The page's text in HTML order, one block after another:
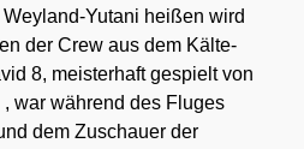
Yuta­ni hei­ßen wird
der Crew aus dem Käl­te­
8, meis­ter­haft gespielt von
, war wäh­rend des Flu­ges
dem Zuschau­er der